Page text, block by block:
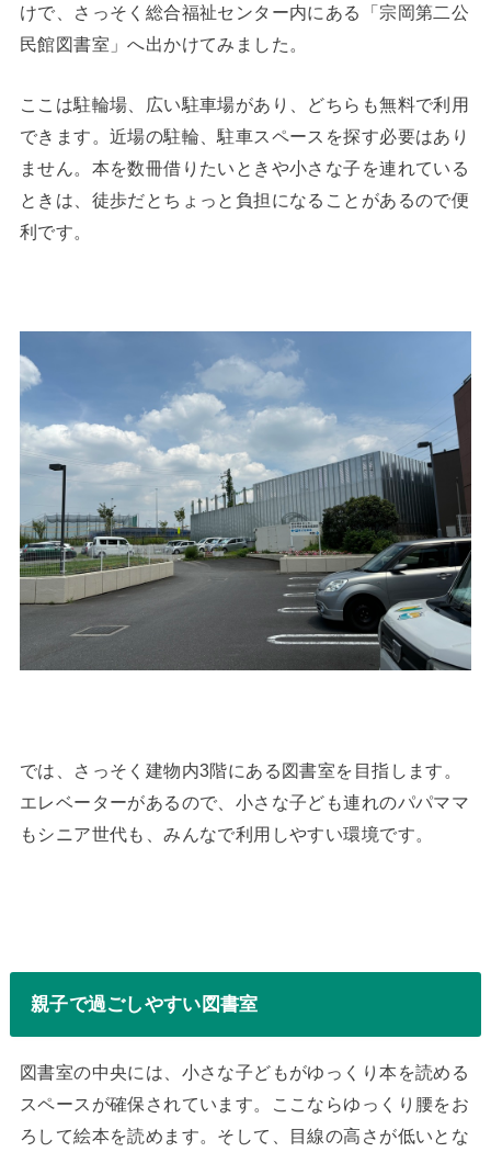
けで、さっそく総合福祉センター内にある「宗岡第二公
民館図書室」へ出かけてみました。
ここは駐輪場、広い駐車場があり、どちらも無料で利用
できます。近場の駐輪、駐車スペースを探す必要はあり
ません。本を数冊借りたいときや小さな子を連れている
ときは、徒歩だとちょっと負担になることがあるので便
利です。
では、さっそく建物内3階にある図書室を目指します。
エレベーターがあるので、小さな子ども連れのパパママ
もシニア世代も、みんなで利用しやすい環境です。
親子で過ごしやすい図書室
図書室の中央には、小さな子どもがゆっくり本を読める
スペースが確保されています。ここならゆっくり腰をお
ろして絵本を読めます。そして、目線の高さが低いとな